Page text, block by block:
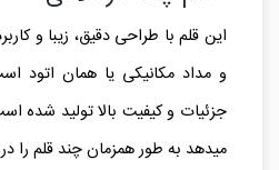
این قلم با طراحی دقیق، زیبا و
و مداد مکانیکی یا همان اتود
جزئیات و کیفیت بالا تولید شده
میدهد به طور همزمان چند قلم را